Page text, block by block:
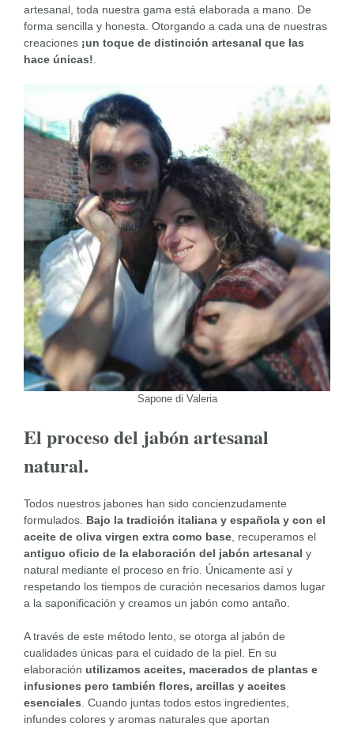
artesanal, toda nuestra gama está elaborada a mano. De
forma sencilla y honesta. Otorgando a cada una de nuestras
creaciones ¡un toque de distinción artesanal que las
hace únicas!
Sapone di Valeria
El proceso del jabón artesanal
natural.
Todos nuestros jabones han sido concienzudamente
formulados. Bajo la tradición italiana y española y con el
aceite de oliva virgen extra como base , recuperamos el
antiguo oficio de la elaboración del jabón artesanal y
natural mediante el proceso en frío. Únicamente así y
respetando los tiempos de curación necesarios damos lugar
a la saponificación y creamos un jabón como antaño.
A través de este método lento, se otorga al jabón de
cualidades únicas para el cuidado de la piel. En su
elaboración utilizamos aceites, macerados de plantas e
infusiones pero también flores, arcillas y aceites
esenciales . Cuando juntas todos estos ingredientes,
infundes colores y aromas naturales que aportan